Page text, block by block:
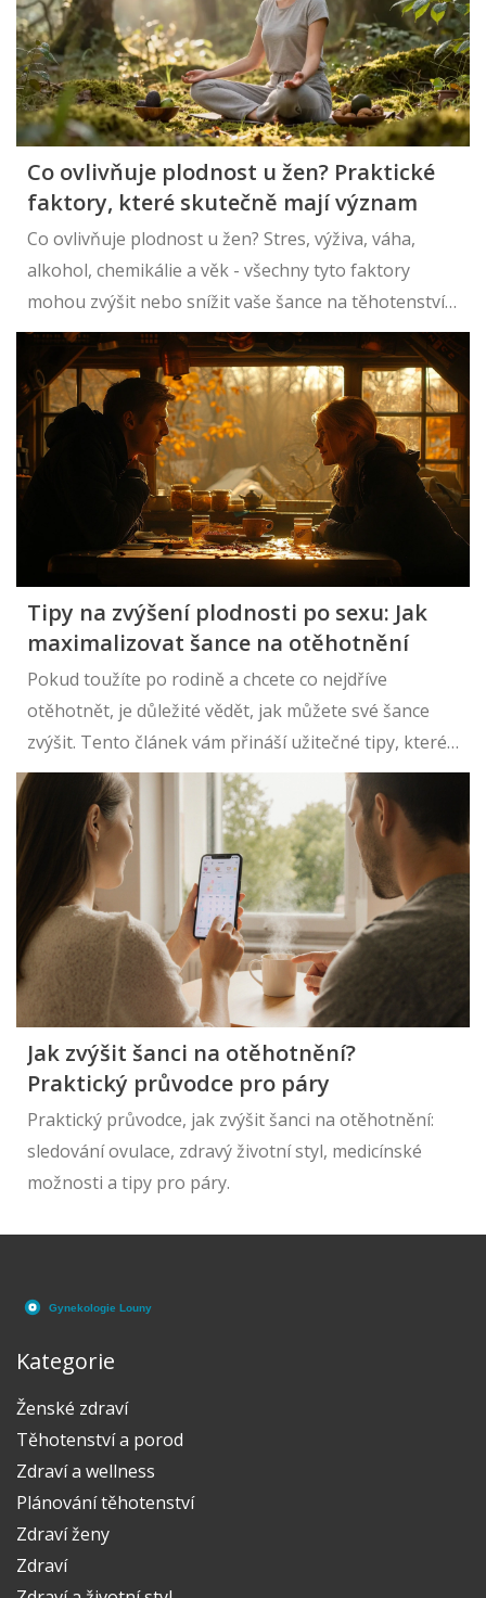
Co ovlivňuje plodnost u žen? Praktické
faktory, které skutečně mají význam
Co ovlivňuje plodnost u žen? Stres, výživa, váha,
alkohol, chemikálie a věk - všechny tyto faktory
mohou zvýšit nebo snížit vaše šance na těhotenství.
Zjistěte, co skutečně funguje.
Tipy na zvýšení plodnosti po sexu: Jak
maximalizovat šance na otěhotnění
Pokud toužíte po rodině a chcete co nejdříve
otěhotnět, je důležité vědět, jak můžete své šance
zvýšit. Tento článek vám přináší užitečné tipy, které
vám pomohou dosáhnout tohoto cíle. Dozvíte se, co
dělat bezprostředně po sexu, jaké aktivity provádět
či naopak čemu se vyhnout, a také zajímavá fakta o
lidské plodnosti.
Jak zvýšit šanci na otěhotnění?
Praktický průvodce pro páry
Praktický průvodce, jak zvýšit šanci na otěhotnění:
sledování ovulace, zdravý životní styl, medicínské
možnosti a tipy pro páry.
Kategorie
Ženské zdraví
Těhotenství a porod
Zdraví a wellness
Plánování těhotenství
Zdraví ženy
Zdraví